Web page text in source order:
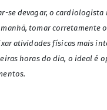
se devagar, o cardiologista
tomar corretamente
atividades físicas mais
horas do dia, o ideal é